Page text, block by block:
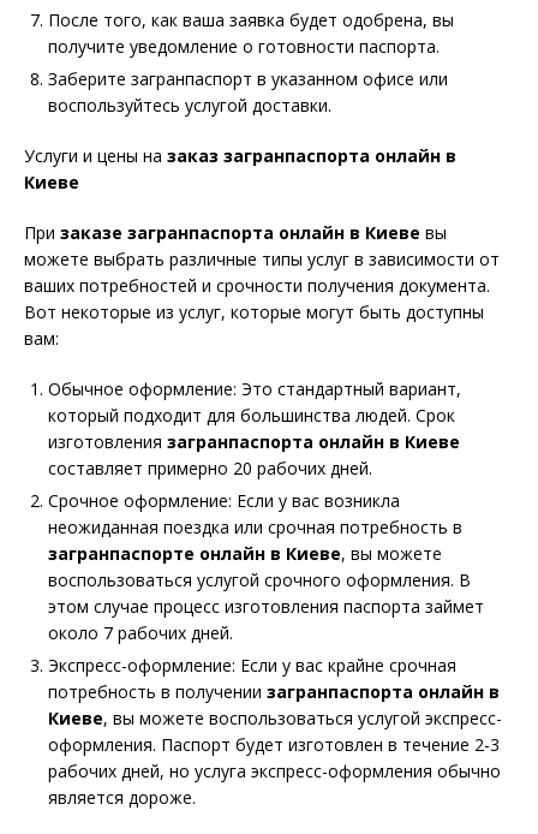
После того, как ваша заявка будет одобрена, вы
получите уведомление о готовности паспорта.
Заберите загранпаспорт в указанном офисе или
воспользуйтесь услугой доставки.
Услуги и цены на заказ загранпаспорта онлайн в
Киеве
При заказе загранпаспорта онлайн в Киеве вы
можете выбрать различные типы услуг в зависимости от
ваших потребностей и срочности получения документа.
Вот некоторые из услуг, которые могут быть доступны
вам:
Обычное оформление: Это стандартный вариант,
который подходит для большинства людей. Срок
изготовления загранпаспорта онлайн в Киеве
составляет примерно 20 рабочих дней.
Срочное оформление: Если у вас возникла
неожиданная поездка или срочная потребность в
загранпаспорте онлайн в Киеве, вы можете
воспользоваться услугой срочного оформления. В
этом случае процесс изготовления паспорта займет
около 7 рабочих дней.
Экспресс-оформление: Если у вас крайне срочная
потребность в получении загранпаспорта онлайн в
Киеве, вы можете воспользоваться услугой экспресс-
оформления. Паспорт будет изготовлен в течение 2-3
рабочих дней, но услуга экспресс-оформления обычно
является дороже.